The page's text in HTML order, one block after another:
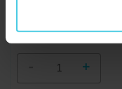
59 Kč
+